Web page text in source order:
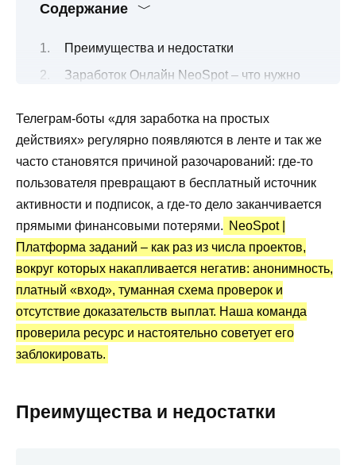
Содержание
Преимущества и недостатки
Заработок Онлайн NeoSpot – что нужно
Сколько можно заработать и вывести?
Партнерская программа NeoSpot с
заданиями по удаленке
к работе?
Работники NeoSpot на платформе
получают деньги или нет?
Бот Телеграм Неоспт СКАМ или нет? –
реальные отзывы
Вывод по обзору
Телеграм-боты «для заработка на простых
действиях» регулярно появляются в ленте и так же
часто становятся причиной разочарований: где-то
пользователя превращают в бесплатный источник
активности и подписок, а где-то дело заканчивается
прямыми финансовыми потерями. NeoSpot |
Платформа заданий – как раз из числа проектов,
вокруг которых накапливается негатив: анонимность,
платный «вход», туманная схема проверок и
отсутствие доказательств выплат. Наша команда
проверила ресурс и настоятельно советует его
заблокировать.
Преимущества и недостатки